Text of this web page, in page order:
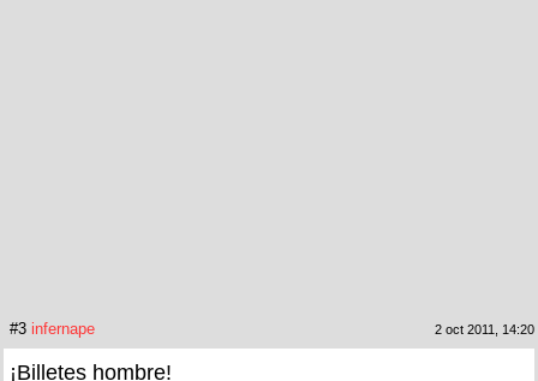
#3 infernape 2 oct 2011, 14:20
¡Billetes hombre!